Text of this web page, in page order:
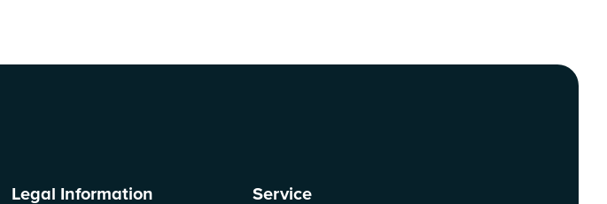
Legal Information
Service